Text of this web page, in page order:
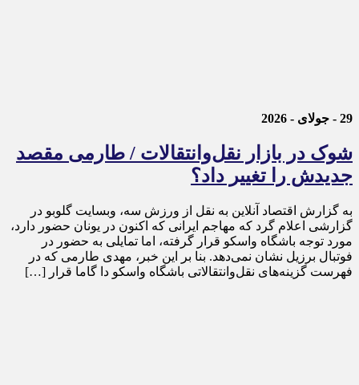
29 - جولای - 2026
شوک در بازار نقل‌وانتقالات / طارمی مقصد
جدیدش را تغییر داد؟
به گزارش اقتصاد آنلاین به نقل از ورزش سه، وبسایت گلوبو در
گزارشی اعلام گرد که مهاجم ایرانی که اکنون در یونان حضور دارد،
مورد توجه باشگاه واسکو قرار گرفته، اما تمایلی به حضور در
فوتبال برزیل نشان نمی‌دهد. بنا بر این خبر، مهدی طارمی که در
فهرست گزینه‌های نقل‌وانتقالاتی باشگاه واسکو دا گاما قرار […]